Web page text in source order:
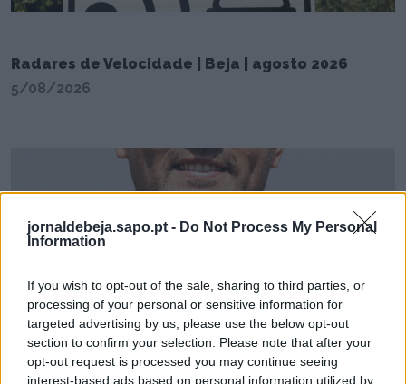
jornaldebeja.sapo.pt - Do Not Process My Personal
Information
If you wish to opt-out of the sale, sharing to third parties, or
processing of your personal or sensitive information for
targeted advertising by us, please use the below opt-out
section to confirm your selection. Please note that after your
opt-out request is processed you may continue seeing
interest-based ads based on personal information utilized by
Radares de Velocidade | Beja | agosto 2026
5/08/2026
Capitão do Despertar SC renova por mais uma
época
4/08/2026